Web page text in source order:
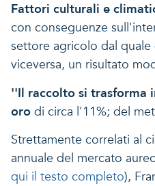
Fattori culturali e
con conseguenze
settore agricolo dal
viceversa, un risultato
''Il raccolto si trasforma
oro di circa l'11%; del
Strettamente correlati al
annuale del mercato
qui il testo completo),